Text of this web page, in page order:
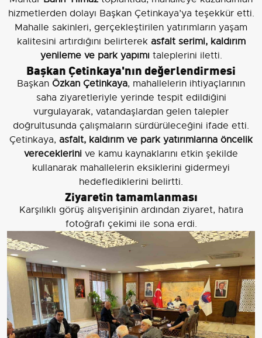
hizmetlerden dolayı Başkan Çetinkaya’ya teşekkür etti.
Mahalle sakinleri, gerçekleştirilen yatırımların yaşam
kalitesini artırdığını belirterek asfalt serimi, kaldırım
yenileme ve park yapımı taleplerini iletti.
Başkan Çetinkaya'nın değerlendirmesi
Başkan Özkan Çetinkaya, mahallelerin ihtiyaçlarının
saha ziyaretleriyle yerinde tespit edildiğini
vurgulayarak, vatandaşlardan gelen talepler
doğrultusunda çalışmaların sürdürüleceğini ifade etti.
Çetinkaya, asfalt, kaldırım ve park yatırımlarına öncelik
vereceklerini ve kamu kaynaklarını etkin şekilde
kullanarak mahallelerin eksiklerini gidermeyi
hedeflediklerini belirtti.
Ziyaretin tamamlanması
Karşılıklı görüş alışverişinin ardından ziyaret, hatıra
fotoğrafı çekimi ile sona erdi.